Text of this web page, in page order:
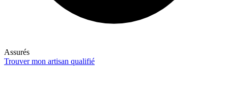
Assurés
Trouver mon artisan qualifié